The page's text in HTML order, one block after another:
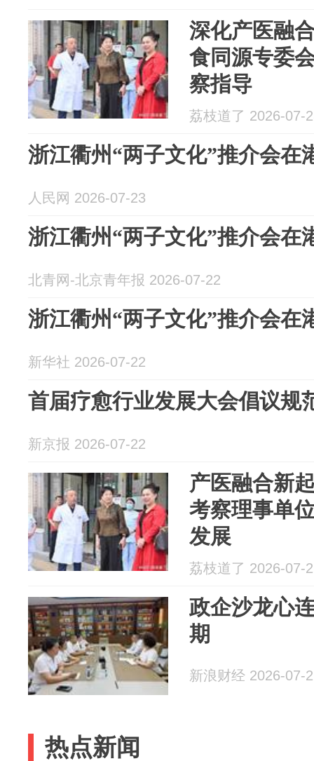
深化产医融
食同源专委
察指导
荔枝道了 2026-07-
浙江衢州“两子文化”推介会在
人民网 2026-07-23
浙江衢州“两子文化”推介会在
北青网-北京青年报 2026-07-22
浙江衢州“两子文化”推介会在
新华社 2026-07-22
首届疗愈行业发展大会倡议规
新京报 2026-07-22
产医融合新
考察理事单
发展
荔枝道了 2026-07-
政企沙龙心
期
新浪财经 2026-07-
热点新闻